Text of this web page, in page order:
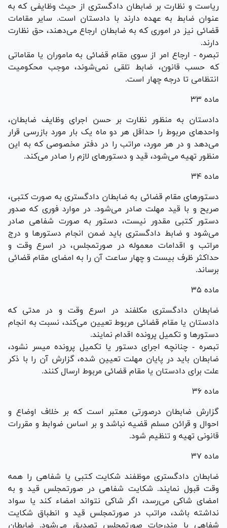
ریاست و نظارت بر ضابطان دادگستری از حیث وظایفی که به
عنوان ضابط به عهده دارند با دادستان است. سایر مقامات
قضائی نیز در اموری که به ضابطان ارجاع می‌دهند، حق نظارت
دارند.
تبصره - ارجاع امر از سوی مقام قضائی به ماموران یا مقاماتی
که حسب قانون، ضابط تلقی نمی‌شوند، موجب محکومیت
انتظامی تا درجه چهار است.
ماده ۳۳
دادستان به منظور نظارت بر حسن اجرای وظایف ضابطان،
واحد‌های مربوط را حداقل هر دو ماه یک بار مورد بازرسی قرار
می‌دهد و در هر مورد، مراتب را در دفتر مخصوصی که به این
منظور تهیه می‌شود، قید و دستور‌های لازم را صادر می‌کند.
ماده ۳۴
دستور‌های مقام قضائی به ضابطان دادگستری به صورت کتبی،
صریح و با قید مهلت صادر می‌شود. در موارد فوری که صدور
دستور کتبی مقدور نیست، دستور به صورت شفاهی صادر
می‌شود و ضابط دادگستری باید ضمن انجام دستور‌ها و درج
مراتب و اقدامات معموله در صورتمجلس، در اسرع وقت و
حداکثر ظرف بیست و چهار ساعت آن را به امضای مقام قضائی
برساند.
ماده ۳۵
ضابطان دادگستری مکلفند در اسرع وقت و در مدتی که
دادستان یا مقام قضائی مربوط تعیین می‌کند، نسبت به انجام
دستور‌ها و تکمیل پرونده اقدام نمایند.
تبصره - چنانچه اجرای دستور یا تکمیل پرونده میسر نشود،
ضابطان باید در پایان مهلت تعیین شده، گزارش آن را با ذکر
علت برای دادستان یا مقام قضائی مربوط ارسال کنند.
ماده ۳۶
گزارش ضابطان درصورتی معتبر است که بر خلاف اوضاع و
احوال و قرائن مسلم قضیه نباشد و بر اساس ضوابط و مقررات
قانونی تهیه و تنظیم شود.
ماده ۳۷
ضابطان دادگستری موظفند شکایت کتبی یا شفاهی را همه
وقت قبول نمایند. شکایت شفاهی در صورتمجلس قید و به
امضای شاکی می‌رسد، اگر شاکی نتواند امضاء کند یا سواد
نداشته باشد، مراتب در صورتمجلس قید و انطباق شکایت
شفاهی با مندرجات صورتمجلس تصدیق می‌شود. ضابطان